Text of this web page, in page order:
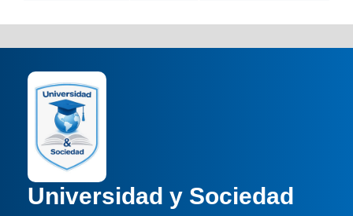
Universidad y Sociedad